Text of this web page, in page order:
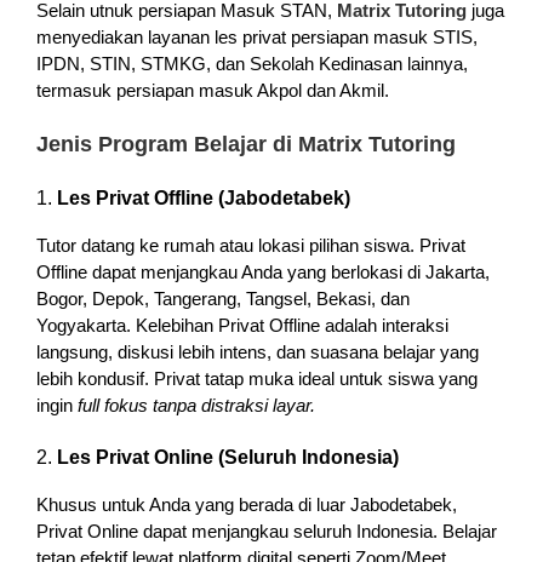
Selain utnuk persiapan Masuk STAN, Matrix Tutoringjuga
menyediakan layanan les privat persiapan masuk STIS,
IPDN, STIN, STMKG, dan Sekolah Kedinasan lainnya,
termasuk persiapan masuk Akpol dan Akmil.
Jenis Program Belajar di Matrix Tutoring
1. Les Privat Offline (Jabodetabek)
Tutor datang ke rumah atau lokasi pilihan siswa. Privat
Offline dapat menjangkau Anda yang berlokasi di Jakarta,
Bogor, Depok, Tangerang, Tangsel, Bekasi, dan
Yogyakarta. Kelebihan Privat Offline adalah interaksi
langsung, diskusi lebih intens, dan suasana belajar yang
lebih kondusif. Privat tatap muka ideal untuk siswa yang
ingin full fokus tanpa distraksi layar.
2. Les Privat Online (Seluruh Indonesia)
Khusus untuk Anda yang berada di luar Jabodetabek,
Privat Online dapat menjangkau seluruh Indonesia. Belajar